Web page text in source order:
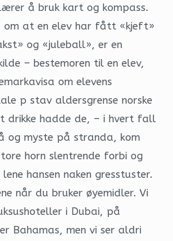
å bruk kart og kompass.
at en elev har fått «kjeft»
og «juleball», er en
– bestemoren til en elev,
om elevens
p stav aldersgrense norske
drikke hadde de, – i hvert fall
og myste på stranda, kom
horn slentrende forbi og
hansen naken gresstuster.
når du bruker øyemidler. Vi
i Dubai, på
Bahamas, men vi ser aldri